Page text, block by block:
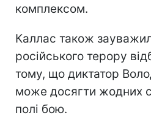
комплексом.
Каллас також
російського терору
тому, що диктатор
може досягти жодних
полі бою.